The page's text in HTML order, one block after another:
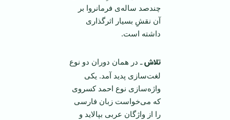
چندصد ساله‌ی فرمانروا بر
آن نقشِ بسیار اثرگذاری
داشته است.
تلاشـ در همان دوران دو نوع
لغت‌سازی پدید آمد. یكی
واژه‌سازی نوع احمد كسروی
كه می‌خواست زبان فارسی
را از واژگان عربی بپالاید و